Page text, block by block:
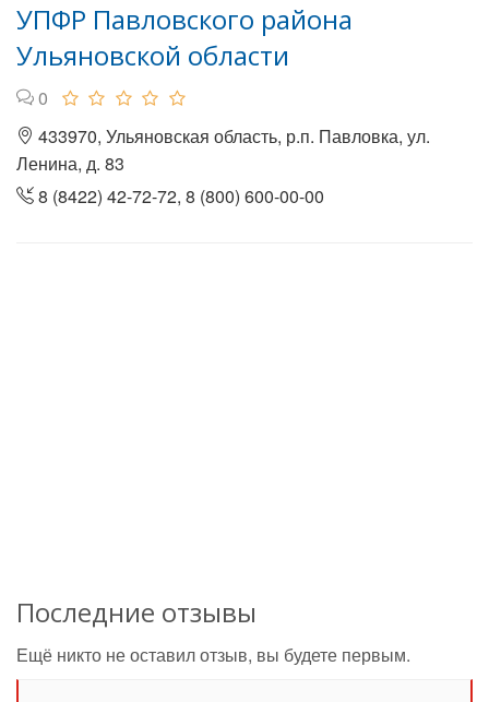
УПФР Павловского района
Ульяновской области
0
433970, Ульяновская область, р.п. Павловка, ул.
Ленина, д. 83
8 (8422) 42-72-72, 8 (800) 600-00-00
Последние отзывы
Ещё никто не оставил отзыв, вы будете первым.